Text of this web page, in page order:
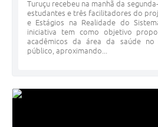
Turuçu recebeu na manhã da
estudantes e três facilitadores do
e Estágios na Realidade do
iniciativa tem como objetivo
acadêmicos da área da saúde
público, aproximando...